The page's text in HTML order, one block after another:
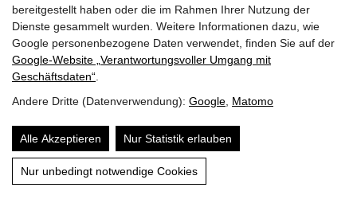
bereitgestellt haben oder die im Rahmen Ihrer Nutzung der
Dienste gesammelt wurden. Weitere Informationen dazu, wie
Google personenbezogene Daten verwendet, finden Sie auf der
Google‑Website „Verantwortungsvoller Umgang mit
Geschäftsdaten“
Andere Dritte (Datenverwendung): Google Matomo
Alle Akzeptieren Nur Statistik erlauben
Nur unbedingt notwendige Cookies
Inhalt
Bienenfreundliche Stauden und
Wiesenpflanzen
✅Wald-Habichtskraut(Hieracium murorum
blüht von Mai bis September mit leuchtend gelben,
bienenfreundlichen Körbchenblüten – die ideale